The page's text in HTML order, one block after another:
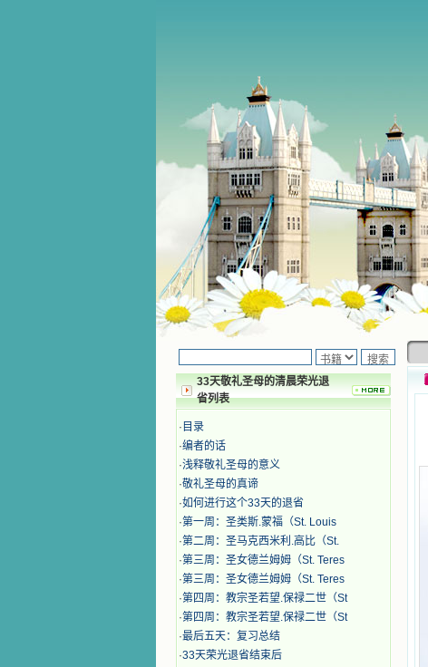
33天敬礼圣母的清晨荣光退
省列表
· 目录
·编者的话
·浅释敬礼圣母的意义
·敬礼圣母的真谛
·如何进行这个33天的退省
·第一周：圣类斯.蒙福（St. Louis
·第二周：圣马克西米利.高比（St.
·第三周：圣女德兰姆姆（St. Teres
·第三周：圣女德兰姆姆（St. Teres
·第四周：教宗圣若望.保禄二世（St
·第四周：教宗圣若望.保禄二世（St
·最后五天：复习总结
·33天荣光退省结束后